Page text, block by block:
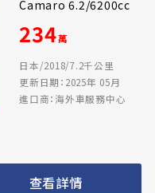
Camaro 6.2/6200cc
234萬
日本/2018/7.2千公里
更新日期：2025年 05月
進口商：海外車服務中心
查看詳情